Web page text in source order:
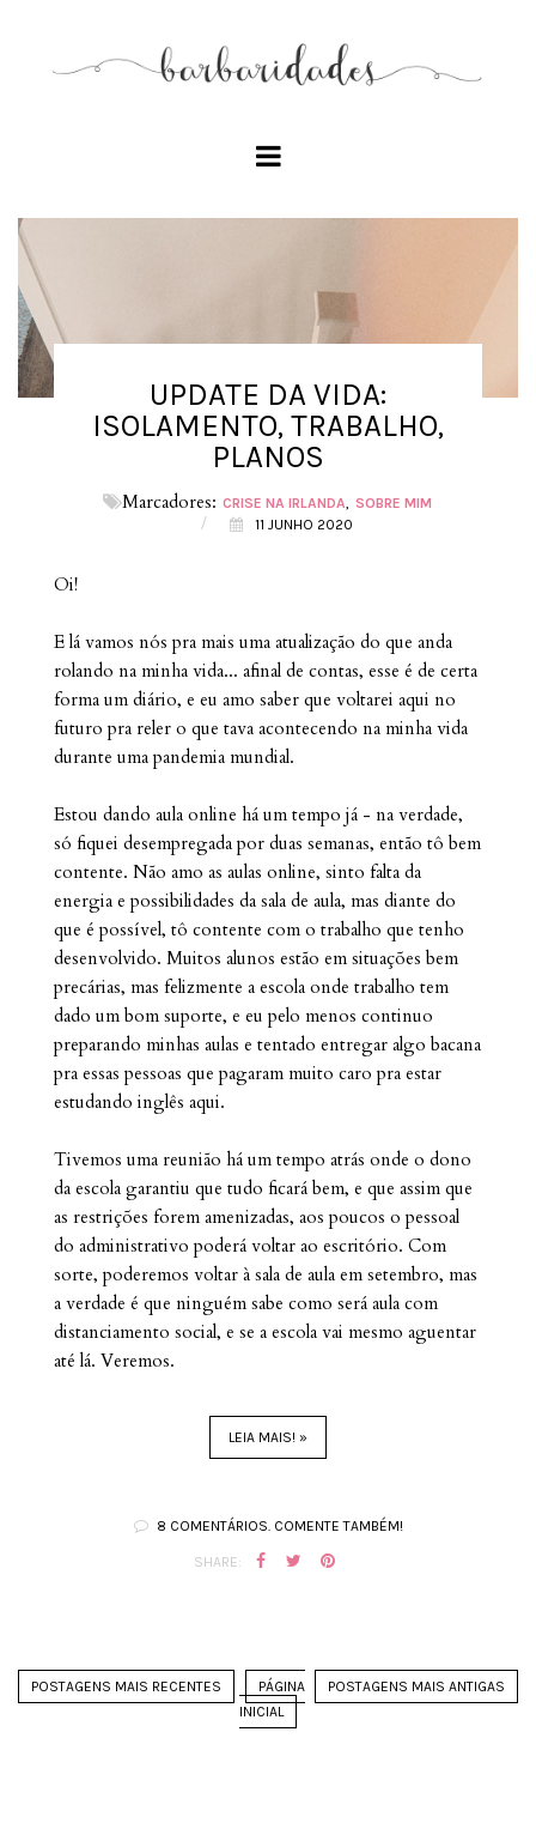
UPDATE DA VIDA:
ISOLAMENTO, TRABALHO,
PLANOS
Marcadores: CRISE NA IRLANDA SOBRE MIM
/ 11 JUNHO 2020
Oi!
E lá vamos nós pra mais uma atualização do que anda
rolando na minha vida... afinal de contas, esse é de certa
forma um diário, e eu amo saber que voltarei aqui no
futuro pra reler o que tava acontecendo na minha vida
durante uma pandemia mundial.
Estou dando aula online há um tempo já - na verdade,
só fiquei desempregada por duas semanas, então tô bem
contente. Não amo as aulas online, sinto falta da
energia e possibilidades da sala de aula, mas diante do
que é possível, tô contente com o trabalho que tenho
desenvolvido. Muitos alunos estão em situações bem
precárias, mas felizmente a escola onde trabalho tem
dado um bom suporte, e eu pelo menos continuo
preparando minhas aulas e tentado entregar algo bacana
pra essas pessoas que pagaram muito caro pra estar
estudando inglês aqui.
Tivemos uma reunião há um tempo atrás onde o dono
da escola garantiu que tudo ficará bem, e que assim que
as restrições forem amenizadas, aos poucos o pessoal
do administrativo poderá voltar ao escritório. Com
sorte, poderemos voltar à sala de aula em setembro, mas
a verdade é que ninguém sabe como será aula com
distanciamento social, e se a escola vai mesmo aguentar
até lá. Veremos.
LEIA MAIS! »
8 COMENTÁRIOS. COMENTE TAMBÉM!
SHARE:
POSTAGENS MAIS RECENTES POSTAGENS MAIS ANTIGAS
PÁGINA
INICIAL